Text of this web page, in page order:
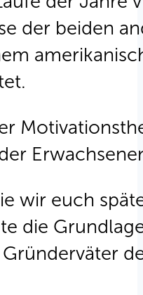
der beiden
wir euch
die